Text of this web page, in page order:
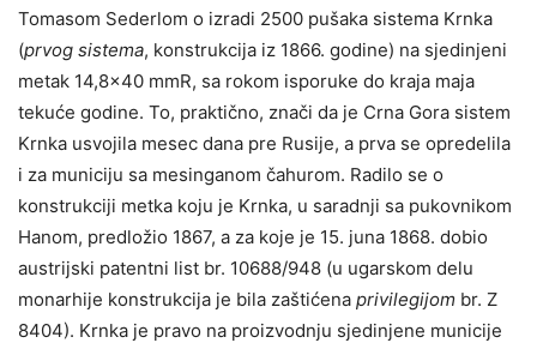
Tomasom Sederlom o izradi 2500 pušaka sistema Krnka
(prvog sistema, konstrukcija iz 1866. godine) na sjedinjeni
metak 14,8×40 mmR, sa rokom isporuke do kraja maja
tekuće godine. To, praktično, znači da je Crna Gora sistem
Krnka usvojila mesec dana pre Rusije, a prva se opredelila
i za municiju sa mesinganom čahurom. Radilo se o
konstrukciji metka koju je Krnka, u saradnji sa pukovnikom
Hanom, predložio 1867, a za koje je 15. juna 1868. dobio
austrijski patentni list br. 10688/948 (u ugarskom delu
monarhije konstrukcija je bila zaštićena privilegijom br. Z
8404). Krnka je pravo na proizvodnju sjedinjene municije